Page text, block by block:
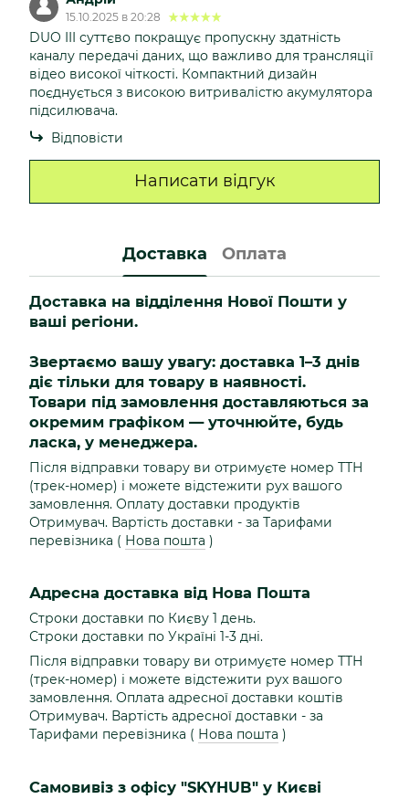
15.10.2025 в 20:28
DUO III суттєво покращує пропускну здатність
каналу передачі даних, що важливо для трансляції
відео високої чіткості. Компактний дизайн
поєднується з високою витривалістю акумулятора
підсилювача.
Відповісти
Написати відгук
Доставка Оплата
Доставка на відділення Нової Пошти у
ваші регіони.
Звертаємо вашу увагу: доставка 1–3 днів
діє тільки для товару в наявності.
Товари під замовлення доставляються за
окремим графіком — уточнюйте, будь
ласка, у менеджера.
Після відправки товару ви отримуєте номер ТТН
(трек-номер) і можете відстежити рух вашого
замовлення. Оплату доставки продуктів
Отримувач. Вартість доставки - за Тарифами
перевізника ( Нова пошта )
Адресна доставка від Нова Пошта
Строки доставки по Києву 1 день.
Строки доставки по Україні 1-3 дні.
Після відправки товару ви отримуєте номер ТТН
(трек-номер) і можете відстежити рух вашого
замовлення. Оплата адресної доставки коштів
Отримувач. Вартість адресної доставки - за
Тарифами перевізника ( Нова пошта )
Самовивіз з офісу "SKYHUB" у Києві